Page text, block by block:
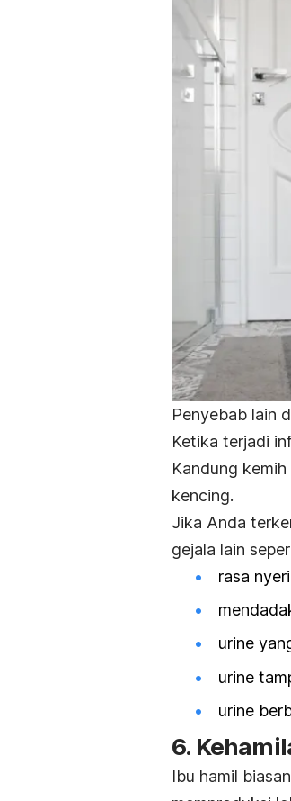
Penyebab lain
Ketika terjadi
Kandung
kencing.
Jika Anda
gejala lain
rasa
urine
urine
urine
6.
Ibu hamil